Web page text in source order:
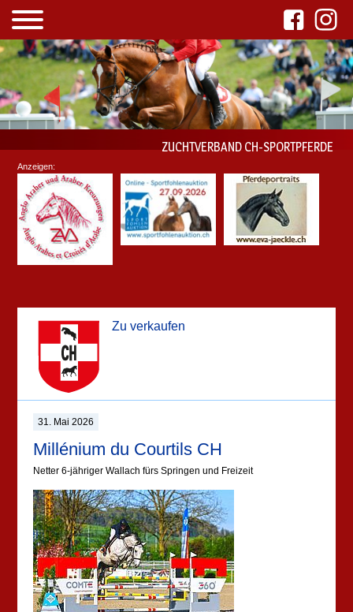
ZUCHTVERBAND CH-SPORTPFERDE
Zu verkaufen
31. Mai 2026
Millénium du Courtils CH
Netter 6-jähriger Wallach fürs Springen und Freizeit
Anzeigen: